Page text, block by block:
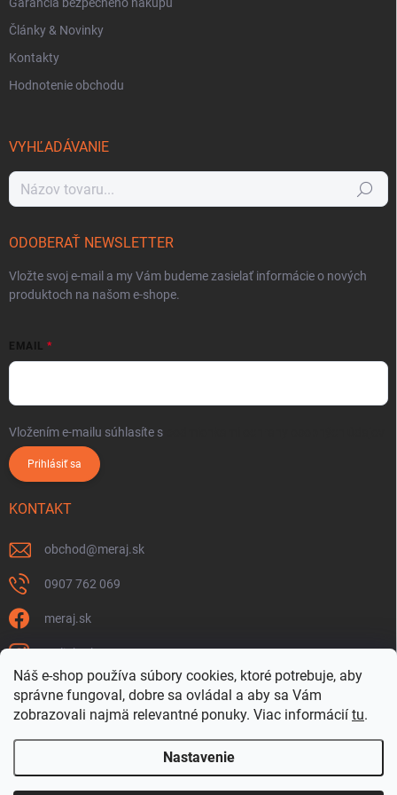
Náš e-shop používa súbory cookies, ktoré potrebuje, aby
správne fungoval, dobre sa ovládal a aby sa Vám
zobrazovali najmä relevantné ponuky. Viac informácií tu.
Nastavenie
Články & Novinky
Kontakty
Hodnotenie obchodu
VYHĽADÁVANIE
Hľadať
ODOBERAŤ NEWSLETTER
Vložte svoj e-mail a my Vám budeme zasielať informácie o nových
produktoch na našom e-shope.
EMAIL
Vložením e-mailu súhlasíte s
Prihlásiť sa
KONTAKT
obchod@meraj.sk
0907 762 069
meraj.sk
m_link_sk
https://www.youtube.com/@meraj-sk
@m_link_sk